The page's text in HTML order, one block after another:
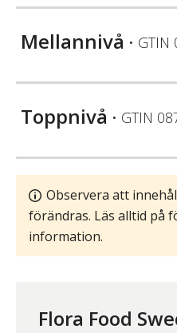
Mellannivå • GTIN
Toppnivå • GTIN
Observera att
förändras. Läs alltid på
information.
Flora Food